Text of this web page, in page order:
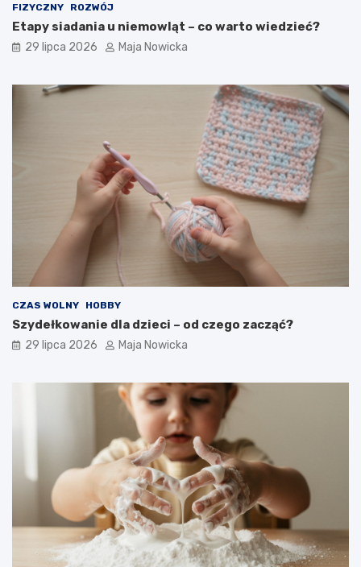
FIZYCZNY ROZWÓJ
Etapy siadania u niemowląt – co warto wiedzieć?
29 lipca 2026 Maja Nowicka
CZAS WOLNY HOBBY
Szydełkowanie dla dzieci – od czego zacząć?
29 lipca 2026 Maja Nowicka